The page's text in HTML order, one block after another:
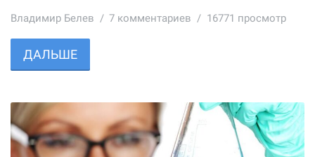
Владимир Белев 7 комментариев 16771 просмотр
ДАЛЬШЕ